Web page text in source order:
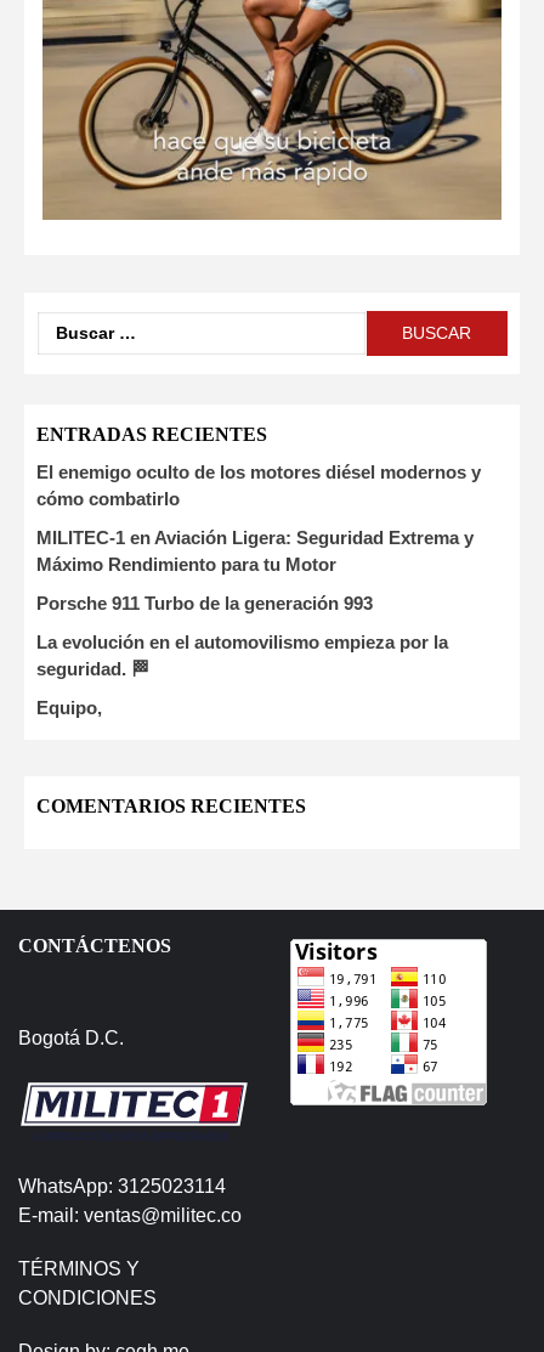
ENTRADAS RECIENTES
El enemigo oculto de los motores diésel modernos y
cómo combatirlo
MILITEC-1 en Aviación Ligera: Seguridad Extrema y
Máximo Rendimiento para tu Motor
Porsche 911 Turbo de la generación 993
La evolución en el automovilismo empieza por la
seguridad. 🏁
Equipo,
COMENTARIOS RECIENTES
CONTÁCTENOS
Bogotá D.C.
WhatsApp: 3125023114
E-mail: ventas@militec.co
TÉRMINOS Y
CONDICIONES